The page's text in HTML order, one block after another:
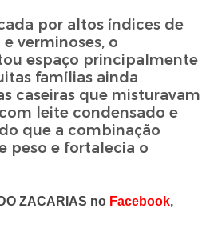
por altos índices de
verminoses, o
espaço principalmente
famílias ainda
caseiras que misturavam
leite condensado e
que a combinação
peso e fortalecia o
ZACARIAS no Facebook,